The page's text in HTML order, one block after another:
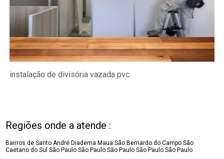
instalação de divisória vazada pvc
Regiões onde a atende :
Bairros de Santo André Diadema Maua São Bernardo do Campo São
Caetano do SulSão Paulo São Paulo São Paulo São Paulo São Paulo